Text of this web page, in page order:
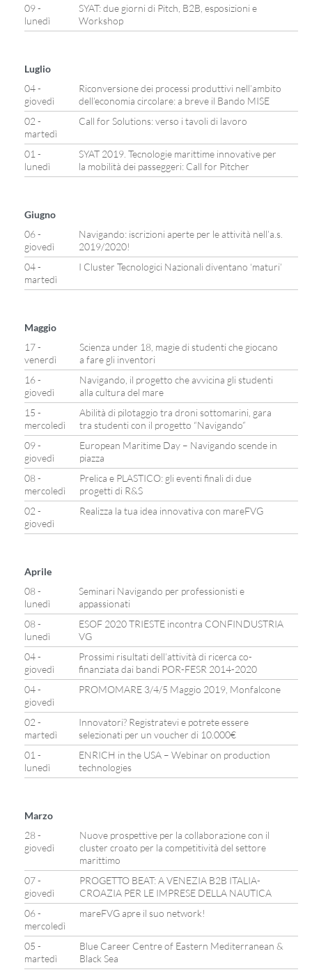
09 -
lunedì
SYAT: due giorni di Pitch, B2B, esposizioni e
Workshop
Luglio
04 -
giovedì
Riconversione dei processi produttivi nell’ambito
dell’economia circolare: a breve il Bando MISE
02 -
martedì
Call for Solutions: verso i tavoli di lavoro
01 -
lunedì
SYAT 2019. Tecnologie marittime innovative per
la mobilità dei passeggeri: Call for Pitcher
Giugno
06 -
giovedì
Navigando: iscrizioni aperte per le attività nell’a.s.
2019/2020!
04 -
martedì
I Cluster Tecnologici Nazionali diventano ‘maturi’
Maggio
17 -
venerdì
Scienza under 18, magie di studenti che giocano
a fare gli inventori
16 -
giovedì
Navigando, il progetto che avvicina gli studenti
alla cultura del mare
15 -
mercoledì
Abilità di pilotaggio tra droni sottomarini, gara
tra studenti con il progetto “Navigando”
09 -
giovedì
European Maritime Day – Navigando scende in
piazza
08 -
mercoledì
Prelica e PLASTICO: gli eventi finali di due
progetti di R&S
02 -
giovedì
Realizza la tua idea innovativa con mareFVG
Aprile
08 -
lunedì
Seminari Navigando per professionisti e
appassionati
08 -
lunedì
ESOF 2020 TRIESTE incontra CONFINDUSTRIA
VG
04 -
giovedì
Prossimi risultati dell’attività di ricerca co-
finanziata dai bandi POR-FESR 2014-2020
04 -
giovedì
PROMOMARE 3/4/5 Maggio 2019, Monfalcone
02 -
martedì
Innovatori? Registratevi e potrete essere
selezionati per un voucher di 10.000€
01 -
lunedì
ENRICH in the USA – Webinar on production
technologies
Marzo
28 -
giovedì
Nuove prospettive per la collaborazione con il
cluster croato per la competitività del settore
marittimo
07 -
giovedì
PROGETTO BEAT: A VENEZIA B2B ITALIA-
CROAZIA PER LE IMPRESE DELLA NAUTICA
06 -
mercoledì
mareFVG apre il suo network!
05 -
martedì
Blue Career Centre of Eastern Mediterranean &
Black Sea